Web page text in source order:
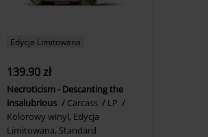
Edycja Limitowana
139.90 zł
Necroticism - Descanting the
insalubrious
Carcass
LP
Kolorowy winyl, Edycja
Limitowana, Standard